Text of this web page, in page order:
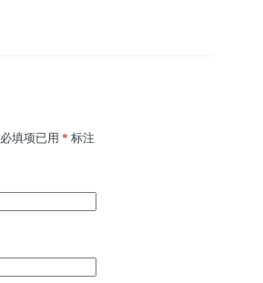
必填项已用 * 标注